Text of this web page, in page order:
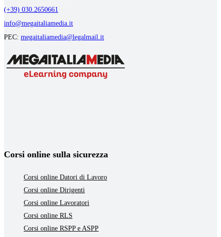
(+39) 030.2650661
info@megaitaliamedia.it
PEC: megaitaliamedia@legalmail.it
Corsi online sulla sicurezza
Corsi online Datori di Lavoro
Corsi online Dirigenti
Corsi online Lavoratori
Corsi online RLS
Corsi online RSPP e ASPP